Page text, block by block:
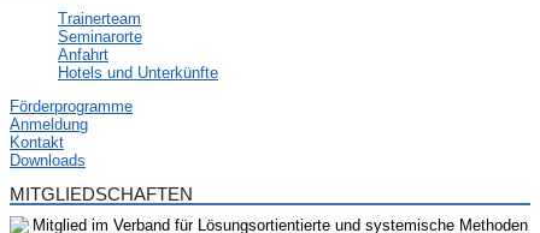
Trainerteam
Seminarorte
Anfahrt
Hotels und Unterkünfte
Förderprogramme
Anmeldung
Kontakt
Downloads
MITGLIEDSCHAFTEN